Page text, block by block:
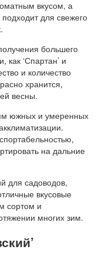
вкусом, а
для свежего
большего
‘Спартан’ и
и количество
хранится,
весны.
южных и умеренных
на дальние
для садоводов,
вкусовые
сортом и
многих зим.